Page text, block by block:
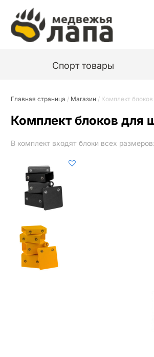
Спорт товары
Главная страница / Магазин / Комплект
Комплект блоков для
В комплект входят блоки всех